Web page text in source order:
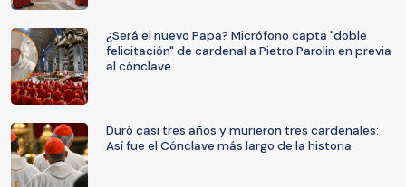
¿Será el nuevo Papa? Micrófono capta "doble
felicitación" de cardenal a Pietro Parolin en previa
al cónclave
Duró casi tres años y murieron tres cardenales:
Así fue el Cónclave más largo de la historia